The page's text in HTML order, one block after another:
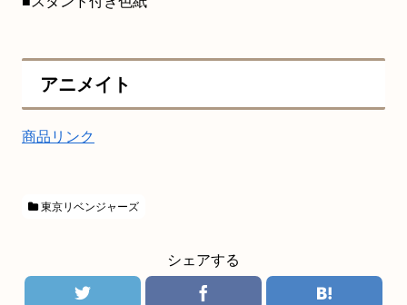
アニメイト
商品リンク
東京リベンジャーズ
シェアする